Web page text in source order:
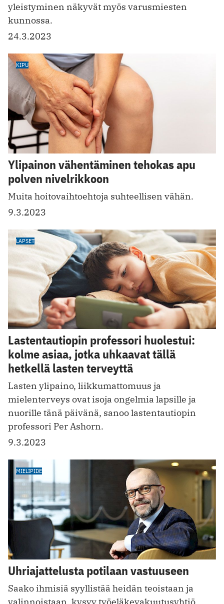
yleistyminen näkyvät myös varusmiesten
kunnossa.
24.3.2023
KIPU
Ylipainon vähentäminen tehokas apu
polven nivelrikkoon
Muita hoitovaihtoehtoja suhteelli sen vähän.
9.3.2023
LAPSET
Lastentautiopin professori huolestui:
kolme asiaa, jotka uhkaavat tällä
hetkellä lasten terveyttä
Lasten ylipaino, liikkumattomuus ja
mielenterveys ovat isoja ongelmia lapsille ja
nuorille tänä päivänä, sanoo lastentautiopin
professori Per Ashorn.
9.3.2023
MIELIPIDE
Uhriajattelusta potilaan vastuuseen
Saako ihmisiä syyllistää heidän teoistaan ja
valinnoistaan, kysyy työeläkevakuutusyhtiö